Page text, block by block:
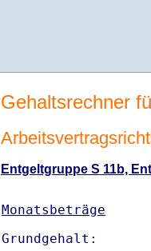
Gehaltsrechner
Entgeltgruppe S 11b,
Monatsbeträge